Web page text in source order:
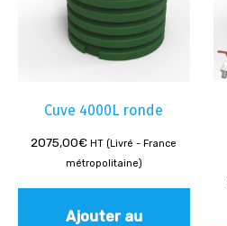
Cuve 4000L ronde
2075,00€ HT (Livré - France
métropolitaine)
Ajouter au